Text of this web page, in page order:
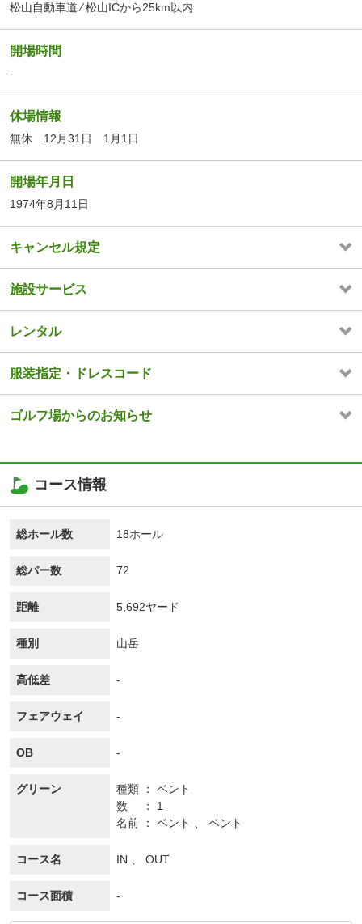
松山自動車道 ⁄ 松山ICから25km以内
開場時間
-
休場情報
無休 12月31日 1月1日
開場年月日
1974年8月11日
キャンセル規定
施設サービス
レンタル
服装指定・ドレスコード
ゴルフ場からのお知らせ
コース情報
総ホール数 18ホール
総パー数 72
距離 5,692ヤード
種別 山岳
高低差 -
フェアウェイ -
OB -
グリーン 種類
ベント
数
1
名前
ベント 、 ベント
コース名 IN 、 OUT
コース面積 -